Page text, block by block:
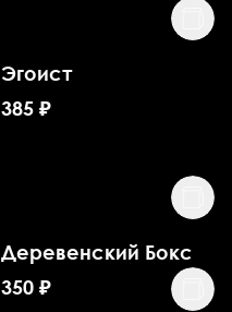
Эгоист
385 ₽
Деревенский Бокс
350 ₽